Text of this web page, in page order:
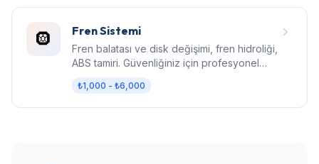
🛞 Fren Sistemi
Fren balatası ve disk değişimi, fren hidroliği,
ABS tamiri. Güvenliğiniz için profesyonel
₺1,000 - ₺6,000